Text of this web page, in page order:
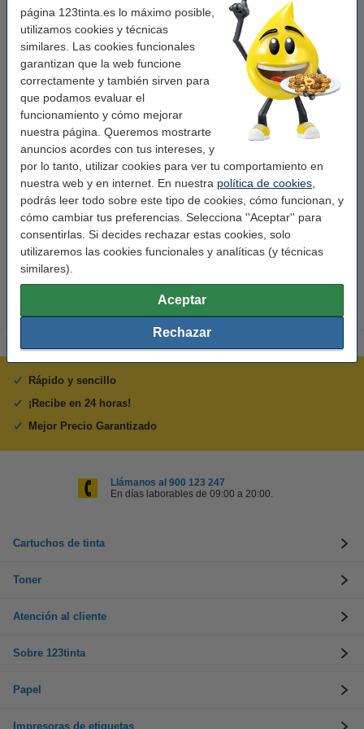
página 123tinta.es lo máximo posible,
utilizamos cookies y técnicas
similares. Las cookies funcionales
garantizan que la web funcione
correctamente y también sirven para
que podamos evaluar el
funcionamiento y cómo mejorar
nuestra página. Queremos mostrarte
anuncios acordes con tus intereses, y
por lo tanto, utilizar cookies para ver tu comportamiento en
nuestra web y en internet. En nuestra política de cookies
podrás leer todo sobre este tipo de cookies, cómo funcionan, y
cómo cambiar tus preferencias. Selecciona ''Aceptar'' para
consentirlas. Si decides rechazar estas cookies, solo
utilizaremos las cookies funcionales y analíticas (y técnicas
similares).
Aceptar
Rechazar
Probado por FIRA International Ltd, este soporte cumple con los estándares
ergonómicos europeos (EN ISO 9241-5). Perfecto para usar en la oficina o
en casa.
Características
Marca: Fellowes
Tipo: portadocumentos
Medidas: 11,59 x 56,2 x 34,93 cm
Color:
Alto: ajustable
Núm. de item:
Rápido y sencillo
¡Recibe en 24 horas!
Mejor Precio Garantizado
Llámanos al 900 123 247
En días laborables de 09:00 a 20:00.
Cartuchos de tinta
Toner
Atención al cliente
Sobre 123tinta
Papel
Impresoras de etiquetas